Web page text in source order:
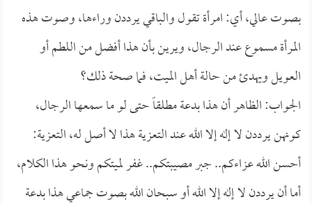
بصوت عالي، أي: امرأة تقول والباقي يرددن وراءها، وصوت هذه
المرأة مسموع عند الرجال، ويرين بأن هذا أفضل من اللطم أو
العويل ويهدئ من حالة أهل الميت، فما صحة ذلك؟
الجواب: الظاهر أن هذا بدعة مطلقاً حتى لو ما سمعها الرجال،
كونهن يرددن لا إله إلا الله عند التعزية هذا لا أصل له، التعزية:
أحسن الله عزاءكم.. جبر مصيبتكم.. غفر لميتكم ونحو هذا الكلام،
أما أن يرددن لا إله إلا الله أو سبحان الله بصوت جماعي هذا بدعة